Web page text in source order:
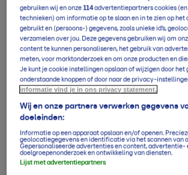
Verwachting overzicht
5-daagse per uur
14-daagse verwachting
Klimaatgemiddelden
gebruiken wij en onze114advertentiepartners cookies
technieken) om informatie op te slaan en in te zien op het
gebruikt en (persoons-) gegevens, zoals unieke id’s,
verzamelen over jou. Deze gegevens gebruiken wij om
content te kunnen personaliseren, het gebruik van
meten, voor marktonderzoek en om onze producten en
Je kunt je cookie instellingen opslaan of wijzigen door het
onderstaande knoppen of door naar de privacy-
informatie vind je in ons privacy statement.
Wij en onze partners verwerken gegevens
doeleinden:
Informatie op een apparaat opslaan en/of openen.
geolocatiegegevens en identificatie via het scannen van
Gepersonaliseerde advertenties en content, advertentie-
doelgroepenonderzoek en ontwikkeling van diensten.
Lijst met advertentiepartners